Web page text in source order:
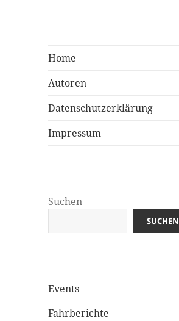
Home
Autoren
Datenschutzerklärung
Impressum
Suchen
SUCHEN
Events
Fahrberichte